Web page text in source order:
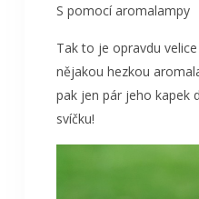
S pomocí aromalampy
Tak to je opravdu
nějakou hezkou
pak jen pár jeho kapek
svíčku!